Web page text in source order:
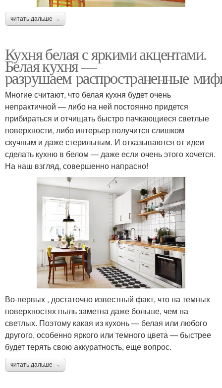
читать дальше →
Кухня белая с яркими акцентами.
Белая кухня —
разрушаем распространенные
Многие считают, что белая кухня будет очень
непрактичной — либо на ней постоянно придется
прибираться и отчищать быстро пачкающиеся светлые
поверхности, либо интерьер получится слишком
скучным и даже стерильным. И отказываются от идеи
сделать кухню в белом — даже если очень этого хочется.
На наш взгляд, совершенно напрасно!
Во-первых , достаточно известный факт, что на темных
поверхностях пыль заметна даже больше, чем на
светлых. Поэтому какая из кухонь — белая или любого
другого, особенно яркого или темного цвета — быстрее
будет терять свою аккуратность, еще вопрос.
читать дальше →